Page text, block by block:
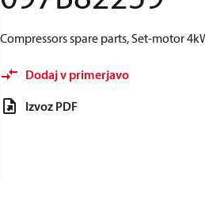
Compressors spare parts, Set-motor
Dodaj v primerjavo
Izvoz PDF